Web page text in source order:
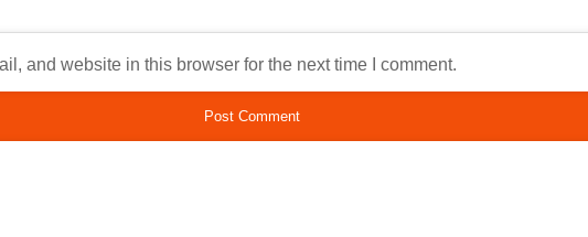
and website in this browser for the next time I comment.